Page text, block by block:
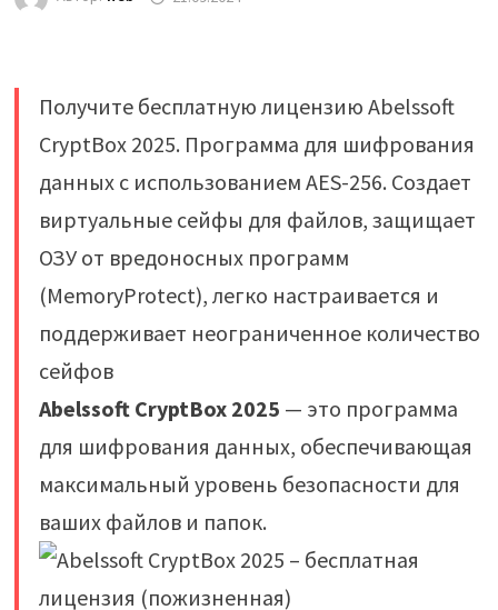
Получите бесплатную лицензию Abelssoft
CryptBox 2025. Программа для шифрования
данных с использованием AES-256. Создает
виртуальные сейфы для файлов, защищает
ОЗУ от вредоносных программ
(MemoryProtect), легко настраивается и
поддерживает неограниченное количество
сейфов
Abelssoft CryptBox 2025 — это программа
для шифрования данных, обеспечивающая
максимальный уровень безопасности для
ваших файлов и папок.